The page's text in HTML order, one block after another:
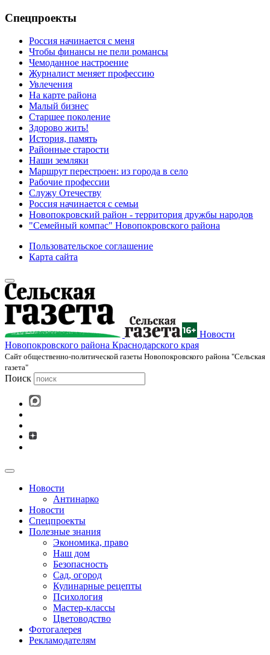
Спецпроекты
Россия начинается с меня
Чтобы финансы не пели романсы
Чемоданное настроение
Журналист меняет профессию
Увлечения
На карте района
Малый бизнес
Старшее поколение
Здорово жить!
История, память
Районные старости
Наши земляки
Маршрут перестроен: из города в село
Рабочие профессии
Служу Отечеству
Россия начинается с семьи
Новопокровский район - территория дружбы народов
"Семейный компас" Новопокровского района
Пользовательское соглашение
Карта сайта
Новости
Новопокровского района Краснодарского края
Cайт общественно-политической газеты Новопокровского района "Сельская
газета"
Поиск
Новости
Антинарко
Новости
Спецпроекты
Полезные знания
Экономика, право
Наш дом
Безопасность
Сад, огород
Кулинарные рецепты
Психология
Мастер-классы
Цветоводство
Фотогалерея
Рекламодателям